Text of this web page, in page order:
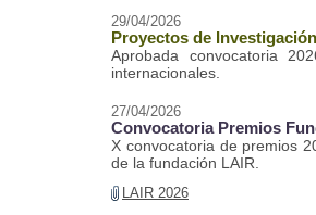
29/04/2026
Proyectos de
Aprobada convocatoria
internacionales.
27/04/2026
Convocatoria Premios
X convocatoria de premios
de la fundación LAIR.
LAIR 2026